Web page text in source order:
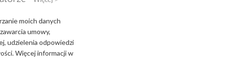
moich danych
umowy,
udzielenia odpowiedzi
Więcej informacji w